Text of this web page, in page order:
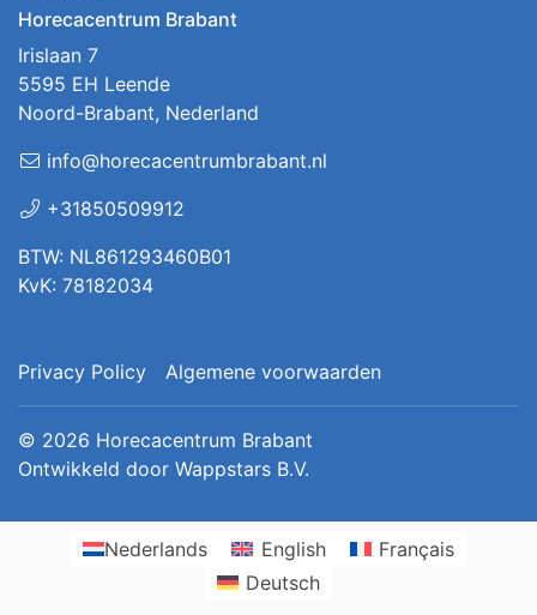
Horecacentrum Brabant
Irislaan 7
5595 EH Leende
Noord-Brabant, Nederland
info@horecacentrumbrabant.nl
+31850509912
BTW: NL861293460B01
KvK: 78182034
Privacy Policy Algemene voorwaarden
© 2026 Horecacentrum Brabant
Ontwikkeld door Wappstars B.V.
Nederlands English
Français
Deutsch